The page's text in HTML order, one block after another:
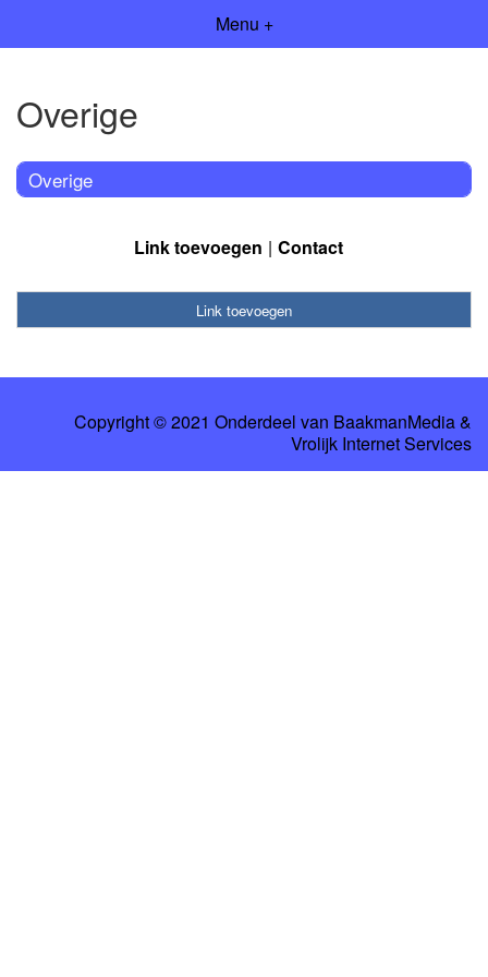
Menu +
Overige
Overige
Link toevoegen Contact
Link toevoegen
Copyright © 2021 Onderdeel van BaakmanMedia&
Vrolijk Internet Services